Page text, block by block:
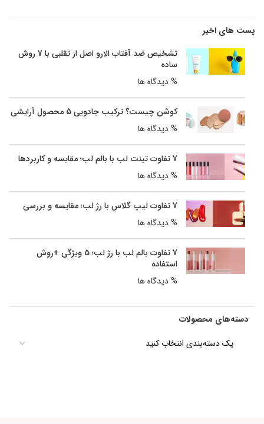
پست های اخیر
تشخیص ضد آفتاب الارو اصل از تقلبی با 7 روش
ساده
% دیدگاه ها
کوشن چیست؟ ترکیب جادویی 5 محصول آرایشی
% دیدگاه ها
7 تفاوت تینت لب با بالم لب؛ مقایسه و کاربردها
% دیدگاه ها
7 تفاوت لیپ گلاس با رژ لب؛ مقایسه و بررسی
% دیدگاه ها
7 تفاوت بالم لب با رژ لب؛ 5 ویژگی +روش
استفاده
% دیدگاه ها
دسته‌های محصولات
یک دسته‌بندی انتخاب کنید